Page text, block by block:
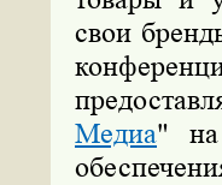
свои
Медиа" на